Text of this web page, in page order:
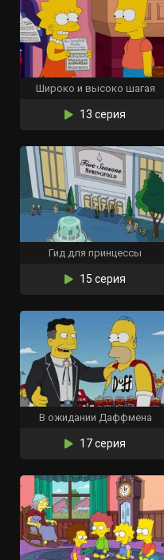
Широко и высоко шагая
13 серия
Гид для принцессы
15 серия
В ожидании Даффмена
17 серия